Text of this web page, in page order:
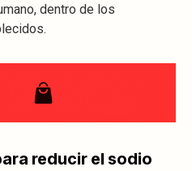
dentro de los
reducir el sodio